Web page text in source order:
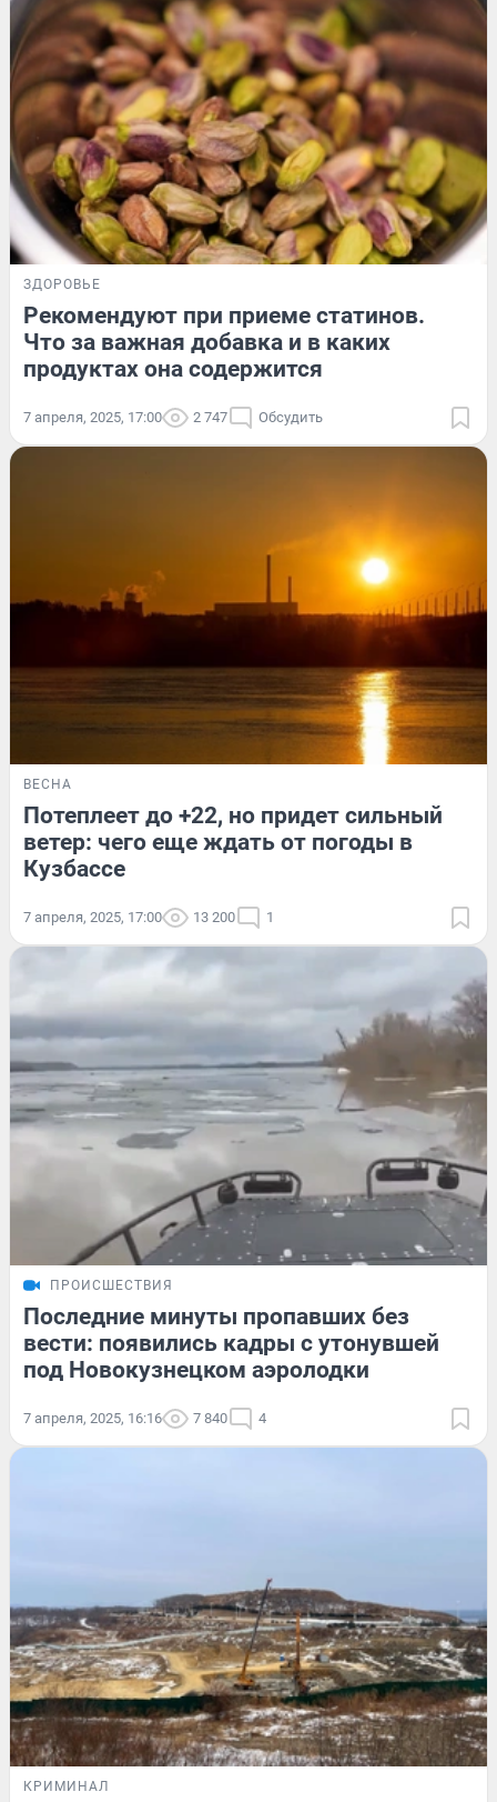
ЗДОРОВЬЕ
Рекомендуют при приеме статинов.
Что за важная добавка и в каких
продуктах она содержится
7 апреля, 2025, 17:00 2 747 Обсудить
ВЕСНА
Потеплеет до +22, но придет сильный
ветер: чего еще ждать от погоды в
Кузбассе
7 апреля, 2025, 17:00 13 200 1
ПРОИСШЕСТВИЯ
Последние минуты пропавших без
вести: появились кадры с утонувшей
под Новокузнецком аэролодки
7 апреля, 2025, 16:16 7 840 4
КРИМИНАЛ